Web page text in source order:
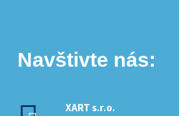
Navštivte nás:
XART s.r.o.